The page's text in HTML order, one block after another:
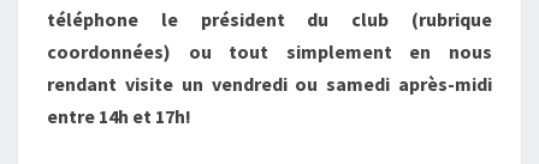
téléphone le président du club (rubrique
coordonnées) ou tout simplement en nous
rendant visite un vendredi ou samedi après-midi
entre 14h et 17h!